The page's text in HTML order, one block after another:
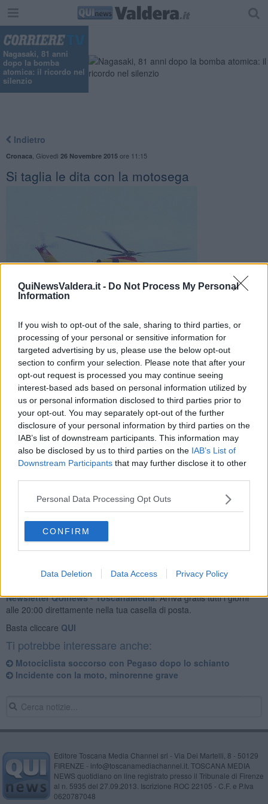
QuiNewsValdera.it - Do Not Process My Personal
Information
If you wish to opt-out of the sale, sharing to third parties, or
processing of your personal or sensitive information for
targeted advertising by us, please use the below opt-out
section to confirm your selection. Please note that after your
opt-out request is processed you may continue seeing
interest-based ads based on personal information utilized by
us or personal information disclosed to third parties prior to
your opt-out. You may separately opt-out of the further
disclosure of your personal information by third parties on the
IAB’s list of downstream participants. This information may
also be disclosed by us to third parties on the IAB’s List of
Downstream Participants that may further disclose it to other
Personal Data Processing Opt Outs
CONFIRM
Data Deletion Data Access Privacy Policy
Nagasaki, 81 anni
dopo la bomba
atomica: il ricordo nel
silenzio
Indietro
Cronaca Giovedì 26 Novembre 2015ore 11:15
Si taglia le dita con la motosega
Firenze. L'infortunio è avvenuto nel giardino di casa. Ancora
da chiarire le cause
PONTEDERA —Incidente domestico in via Vecchia a Pontedera.
Un uomo di 67 anni si è tagliato le dita mentre stava lavorando con
la motosega nel giardino di casa. Le dinamiche dell'infortunio sono
tuttora da charire, l'uomo dopo le prime cure è stato caricato
sull'elicottero Pegaso e trasportato all'ospedale di Careggi a
Newsletter QUInews - ToscanaMedia.Arriva gratis tutti i giorni
alle 20:00 direttamente nella tua casella di posta.
Basta cliccare QUI
Ti potrebbe interessare anche:
Motociclista soccorso con Pegaso dopo lo schianto
Incidente con la moto, minorenne grave
Editore Toscana Media Channel srl - Via Dei Martelli, 8 - 50129
FIRENZE - info@toscanamediachannel.it. TOSCANA MEDIA
NEWS quotidiano on line registrato presso il Tribunale di Firenze
al n. 5935 del 27.09.2013. Iscrizione ROC 22105 - C.F. e P.Iva
0620787048